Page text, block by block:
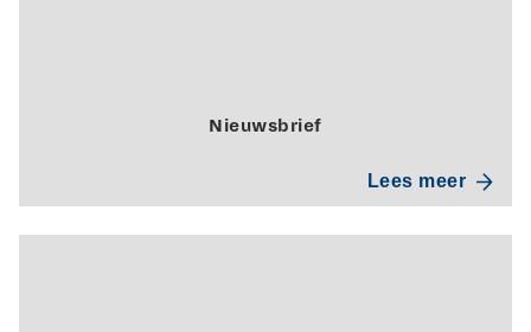
Nieuwsbrief
Lees meer